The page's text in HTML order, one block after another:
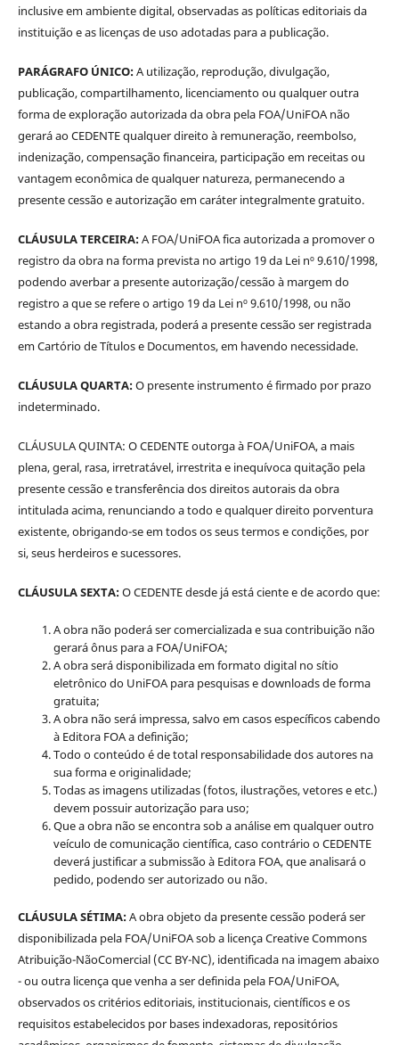
inclusive em ambiente digital, observadas as políticas editoriais da
instituição e as licenças de uso adotadas para a publicação.
PARÁGRAFO ÚNICO:A utilização, reprodução, divulgação,
publicação, compartilhamento, licenciamento ou qualquer outra
forma de exploração autorizada da obra pela FOA/UniFOA não
gerará ao CEDENTE qualquer direito à remuneração, reembolso,
indenização, compensação financeira, participação em receitas ou
vantagem econômica de qualquer natureza, permanecendo a
presente cessão e autorização em caráter integralmente gratuito.
CLÁUSULA TERCEIRA:A FOA/UniFOA fica autorizada a promover o
registro da obra na forma prevista no artigo 19 da Lei nº 9.610/1998,
podendo averbar a presente autorização/cessão à margem do
registro a que se refere o artigo 19 da Lei nº 9.610/1998, ou não
estando a obra registrada, poderá a presente cessão ser registrada
em Cartório de Títulos e Documentos, em havendo necessidade.
CLÁUSULA QUARTA:O presente instrumento é firmado por prazo
indeterminado.
CLÁUSULA QUINTA: O CEDENTE outorga à FOA/UniFOA, a mais
plena, geral, rasa, irretratável, irrestrita e inequívoca quitação pela
presente cessão e transferência dos direitos autorais da obra
intitulada acima, renunciando a todo e qualquer direito porventura
existente, obrigando-se em todos os seus termos e condições, por
si, seus herdeiros e sucessores.
CLÁUSULA SEXTA:O CEDENTE desde já está ciente e de acordo que:
A obra não poderá ser comercializada e sua contribuição não
gerará ônus para a FOA/UniFOA;
A obra será disponibilizada em formato digital no sítio
eletrônico do UniFOA para pesquisas e downloads de forma
gratuita;
A obra não será impressa, salvo em casos específicos cabendo
à Editora FOA a definição;
Todo o conteúdo é de total responsabilidade dos autores na
sua forma e originalidade;
Todas as imagens utilizadas (fotos, ilustrações, vetores e etc.)
devem possuir autorização para uso;
Que a obra não se encontra sob a análise em qualquer outro
veículo de comunicação científica, caso contrário o CEDENTE
deverá justificar a submissão à Editora FOA, que analisará o
pedido, podendo ser autorizado ou não.
CLÁUSULA SÉTIMA:A obra objeto da presente cessão poderá ser
disponibilizada pela FOA/UniFOA sob a licença Creative Commons
Atribuição-NãoComercial (CC BY-NC), identificada na imagem abaixo
- ou outra licença que venha a ser definida pela FOA/UniFOA,
observados os critérios editoriais, institucionais, científicos e os
requisitos estabelecidos por bases indexadoras, repositórios